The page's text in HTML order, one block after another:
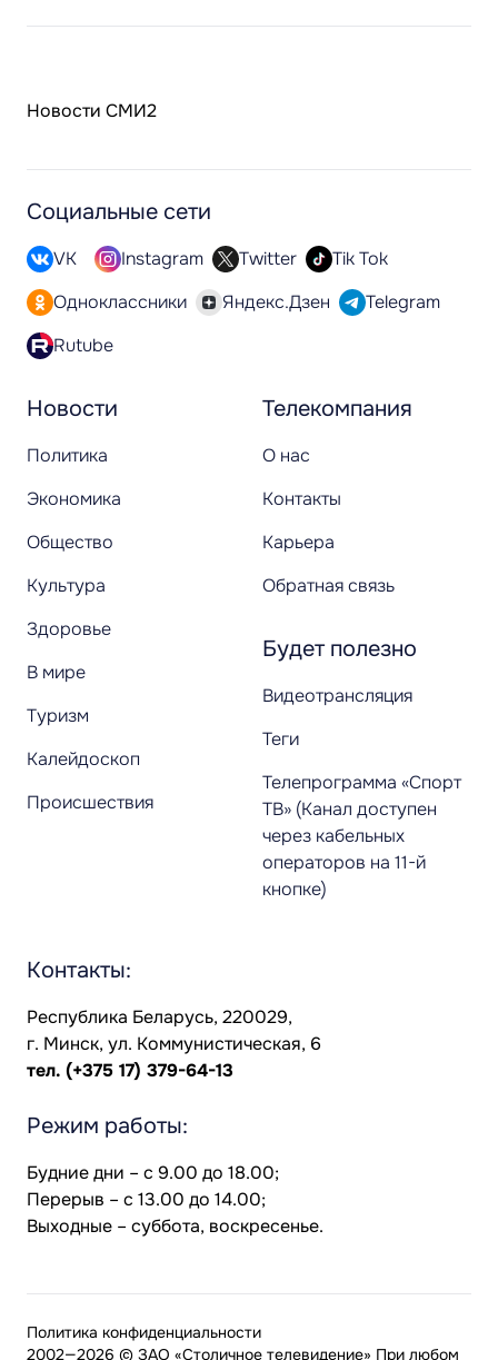
Новости СМИ2
Новости
Политика
Экономика
Общество
Культура
Здоровье
В мире
Туризм
Калейдоскоп
Происшествия
Телекомпания
О нас
Контакты
Карьера
Обратная связь
Будет полезно
Видеотрансляция
Теги
Телепрограмма «Спорт
ТВ» (Канал доступен
через кабельных
операторов на 11-й
кнопке)
Социальные сети
VK Instagram Twitter
Tik Tok
Одноклассники
Яндекс.Дзен
Telegram
Rutube
Контакты:
Республика Беларусь, 220029,
г. Минск, ул. Коммунистическая, 6
тел. (+375 17) 379-64-13
Режим работы:
Будние дни – с 9.00 до 18.00;
Перерыв – с 13.00 до 14.00;
Выходные – суббота, воскресенье.
2002—2026 © ЗАО «Столичное телевидение» При любом
Политика конфиденциальности